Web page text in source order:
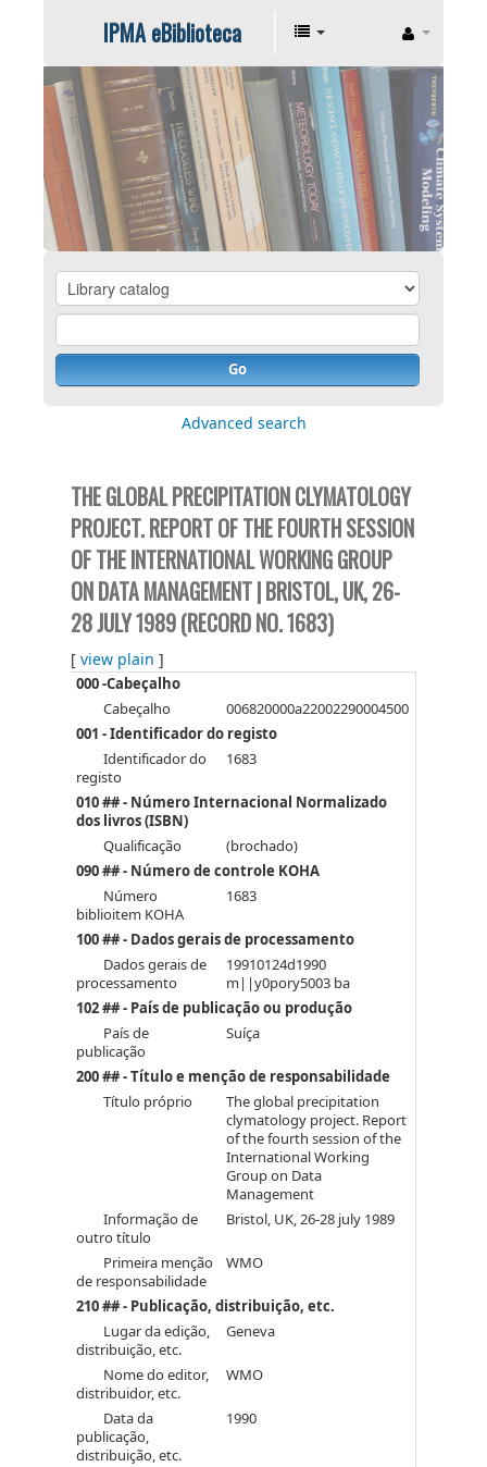
IPMA eBiblioteca
Go
Advanced search
THE GLOBAL PRECIPITATION CLYMATOLOGY
PROJECT. REPORT OF THE FOURTH SESSION
OF THE INTERNATIONAL WORKING GROUP
ON DATA MANAGEMENT | BRISTOL, UK, 26-
28 JULY 1989 (RECORD NO. 1683)
[view plain ]
000 -Cabeçalho
Cabeçalho
006820000a22002290004500
001 - Identificador do registo
Identificador do
registo
1683
010 ## - Número Internacional Normalizado
dos livros (ISBN)
Qualificação
(brochado)
090 ## - Número de controle KOHA
Número
biblioitem KOHA
1683
100 ## - Dados gerais de processamento
Dados gerais de
processamento
19910124d1990
m||y0pory5003 ba
102 ## - País de publicação ou produção
País de
publicação
Suíça
200 ## - Título e menção de responsabilidade
Título próprio
The global precipitation
clymatology project. Report
of the fourth session of the
International Working
Group on Data
Management
Informação de
outro título
Bristol, UK, 26-28 july 1989
Primeira menção
de responsabilidade
WMO
210 ## - Publicação, distribuição, etc.
Lugar da edição,
distribuição, etc.
Geneva
Nome do editor,
distribuidor, etc.
WMO
Data da
publicação,
distribuição, etc.
1990